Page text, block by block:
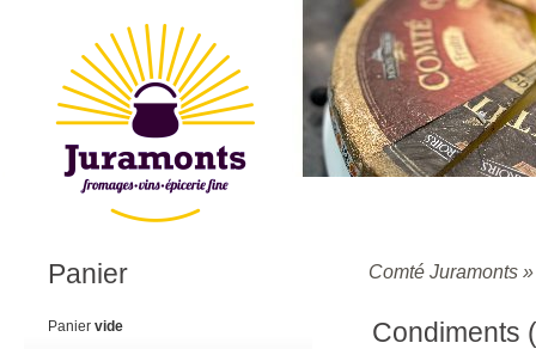
Comté Juramonts
Condiments
Panier
Panier vide